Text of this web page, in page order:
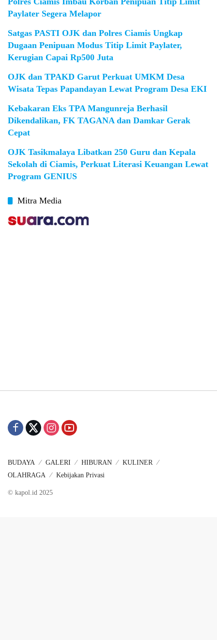
Paylater Segera Melapor
Satgas PASTI OJK dan Polres Ciamis Ungkap
Dugaan Penipuan Modus Titip Limit Paylater,
Kerugian Capai Rp500 Juta
OJK dan TPAKD Garut Perkuat UMKM Desa
Wisata Tepas Papandayan Lewat Program Desa EKI
Kebakaran Eks TPA Mangunreja Berhasil
Dikendalikan, FK TAGANA dan Damkar Gerak
Cepat
OJK Tasikmalaya Libatkan 250 Guru dan Kepala
Sekolah di Ciamis, Perkuat Literasi Keuangan Lewat
Program GENIUS
Mitra Media
BUDAYA GALERI HIBURAN
KULINER
OLAHRAGA
Kebijakan Privasi
© kapol.id 2025